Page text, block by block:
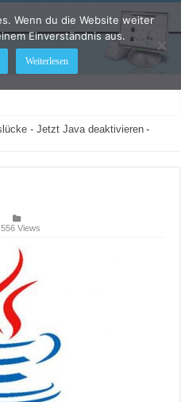
sic
- Jetzt Java deaktivieren -
556 Views
Wenn du die Website weiter
Einverständnis aus.
Weiterlesen